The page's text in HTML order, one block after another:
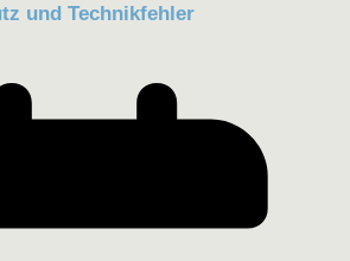
und Technikfehler